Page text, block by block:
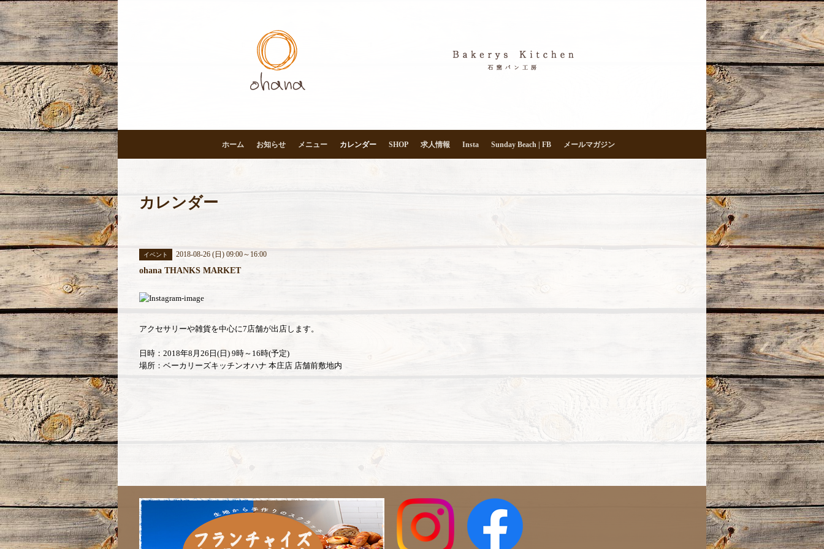
ホーム お知らせ メニュー カレンダー SHOP 求人情報 Insta Sunday Beach | FB メールマガジン
カレンダー
イベント 2018-08-26 (日) 09:00～16:00
ohana THANKS MARKET
アクセサリーや雑貨を中心に7店舗が出店します。
日時：2018年8月26日(日) 9時～16時(予定)
場所：ベーカリーズキッチンオハナ 本庄店 店舗前敷地内